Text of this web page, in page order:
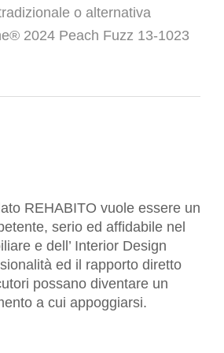
o alternativa
2024 Peach Fuzz 13-1023
REHABITO vuole essere un
serio ed affidabile nel
e dell’ Interior Design
ed il rapporto diretto
possano diventare un
a cui appoggiarsi.